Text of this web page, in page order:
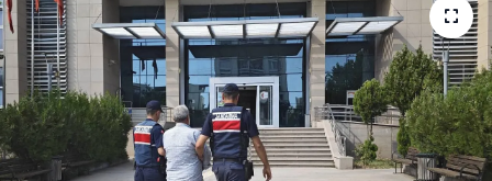
Politika
Uşak